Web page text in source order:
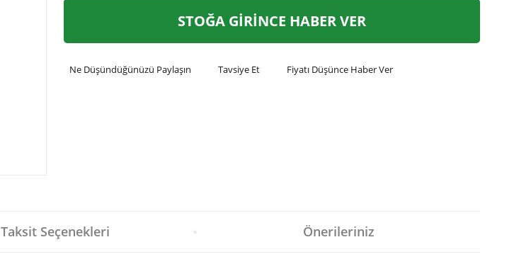
STOĞA GİRİNCE HABER VER
Ne Düşündüğünüzü Paylaşın Tavsiye Et Fiyatı Düşünce Haber Ver
Taksit Seçenekleri Önerileriniz